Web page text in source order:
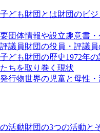
ども財団とは財団のビ
団体情報や設立趣意書
議員財団の役員・評議
ども財団の歴史1972年
ちを取り巻く現状
行物世界の児童と母性
活動財団の3つの活動と